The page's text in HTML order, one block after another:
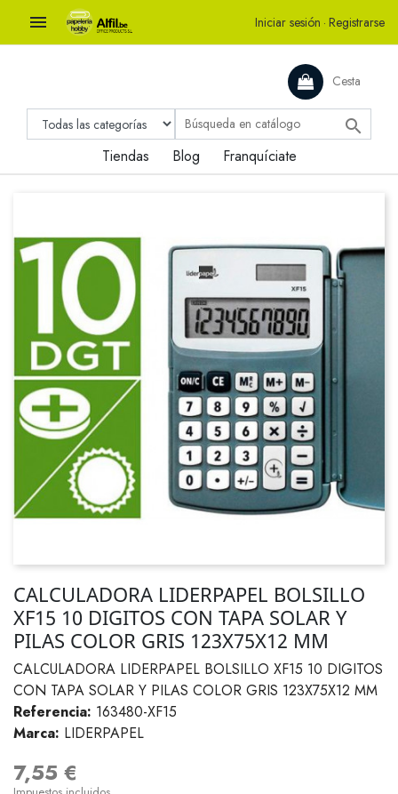
 Iniciar sesión · Registrarse
Cesta

Tiendas Blog Franquíciate
CALCULADORA LIDERPAPEL BOLSILLO
XF15 10 DIGITOS CON TAPA SOLAR Y
PILAS COLOR GRIS 123X75X12 MM
CALCULADORA LIDERPAPEL BOLSILLO XF15 10 DIGITOS
CON TAPA SOLAR Y PILAS COLOR GRIS 123X75X12 MM
Referencia: 163480-XF15
Marca: LIDERPAPEL
7,55 €